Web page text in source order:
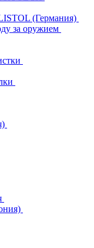
(Германия)
за оружием